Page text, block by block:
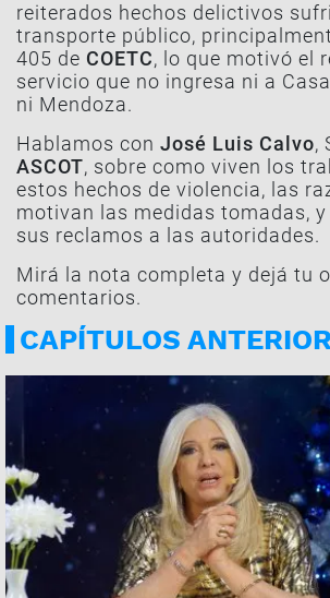
reiterados hechos delictivos
transporte público,
405 de COETC, lo que motivó el
servicio que no ingresa ni a
ni Mendoza.
Hablamos con José Luis Calvo,
ASCOT, sobre como viven los
estos hechos de violencia, las
motivan las medidas tomadas,
sus reclamos a las autoridades.
Mirá la nota completa y dejá tu
comentarios.
CAPÍTULOS